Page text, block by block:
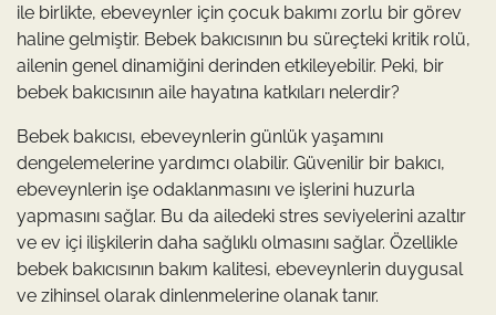
ile birlikte, ebeveynler için çocuk bakımı zorlu bir görev
haline gelmiştir. Bebek bakıcısının bu süreçteki kritik rolü,
ailenin genel dinamiğini derinden etkileyebilir. Peki, bir
bebek bakıcısının aile hayatına katkıları nelerdir?
Bebek bakıcısı, ebeveynlerin günlük yaşamını
dengelemelerine yardımcı olabilir. Güvenilir bir bakıcı,
ebeveynlerin işe odaklanmasını ve işlerini huzurla
yapmasını sağlar. Bu da ailedeki stres seviyelerini azaltır
ve ev içi ilişkilerin daha sağlıklı olmasını sağlar. Özellikle
bebek bakıcısının bakım kalitesi, ebeveynlerin duygusal
ve zihinsel olarak dinlenmelerine olanak tanır.